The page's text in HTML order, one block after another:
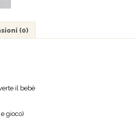
(0)
il bebè
gioco)